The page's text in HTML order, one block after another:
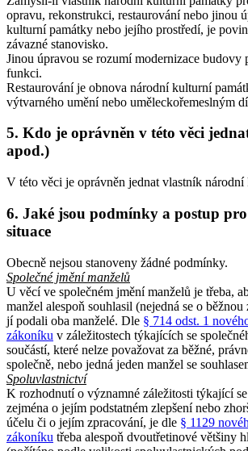
opravu, rekonstrukci, restaurování nebo jinou
kulturní památky nebo jejího prostředí, je
závazné stanovisko.
Jinou úpravou se rozumí modernizace budovy
funkci.
Restaurování je obnova národní kulturní
výtvarného umění nebo uměleckořemeslným
5. Kdo je oprávněn v této věci
apod.)
V této věci je oprávněn jednat vlastník
6. Jaké jsou podmínky a postup
situace
Obecně nejsou stanoveny žádné podmínky.
Společné jmění manželů
U věcí ve společném jmění manželů je třeba,
manžel alespoň souhlasil (nejedná se o
jí podali oba manželé. Dle § 714 odst. 1
zákoníku v záležitostech týkajících se
součástí, které nelze považovat za běžné,
společně, nebo jedná jeden manžel se
Spoluvlastnictví
K rozhodnutí o významné záležitosti týkající
zejména o jejím podstatném zlepšení nebo
účelu či o jejím zpracování, je dle § 1129
zákoníku třeba alespoň dvoutřetinové většiny